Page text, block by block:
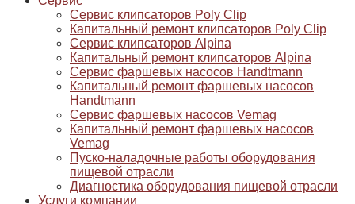
Сервис клипсаторов Poly Clip
Капитальный ремонт клипсаторов Poly Clip
Сервис клипсаторов Alpina
Капитальный ремонт клипсаторов Alpina
Сервис фаршевых насосов Handtmann
Капитальный ремонт фаршевых насосов
Handtmann
Сервис фаршевых насосов Vemag
Капитальный ремонт фаршевых насосов
Vemag
Пуско-наладочные работы оборудования
пищевой отрасли
Диагностика оборудования пищевой отрасли
Услуги компании